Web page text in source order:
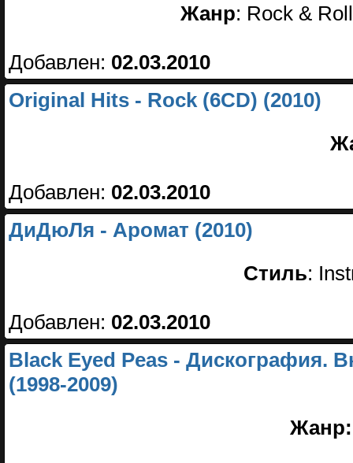
Жанр: Rock &
Добавлен: 02.03.2010
Original Hits - Rock (6CD) (2010)
Добавлен: 02.03.2010
ДиДюЛя - Аромат (2010)
Стиль:
Добавлен: 02.03.2010
Black Eyed Peas - Дискография.
(1998-2009)
Жанр: